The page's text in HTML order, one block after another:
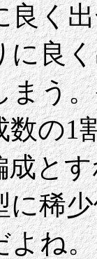
良く
に良
う
数の1
成と
稀
ね